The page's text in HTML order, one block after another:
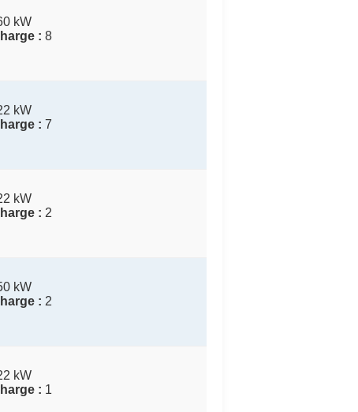
kW
: 8
kW
: 7
kW
: 2
kW
: 2
kW
: 1